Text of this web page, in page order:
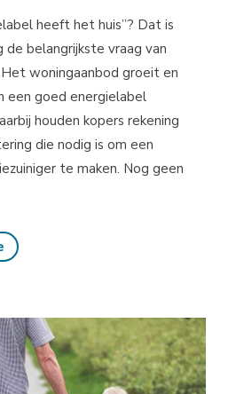
heeft het huis”? Dat is
belangrijkste vraag van
Het woningaanbod groeit en
een goed energielabel
houden kopers rekening
die nodig is om een
te maken. Nog geen